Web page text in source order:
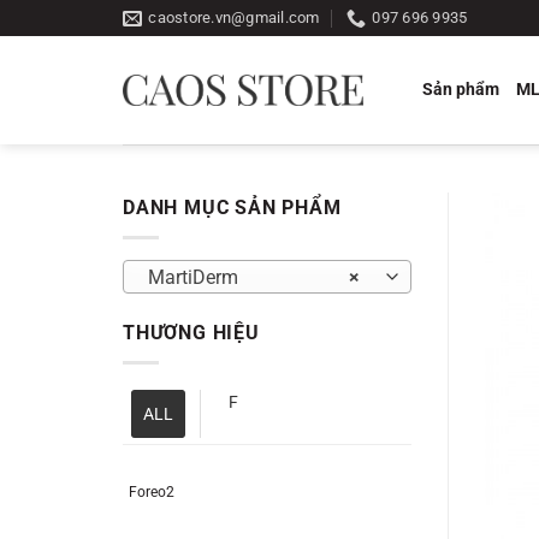
qua
caostore.vn@gmail.com 097 696 9935
Sản phẩm
DANH MỤC SẢN PHẨM
×
MartiDerm
THƯƠNG HIỆU
ALL
F
Foreo2